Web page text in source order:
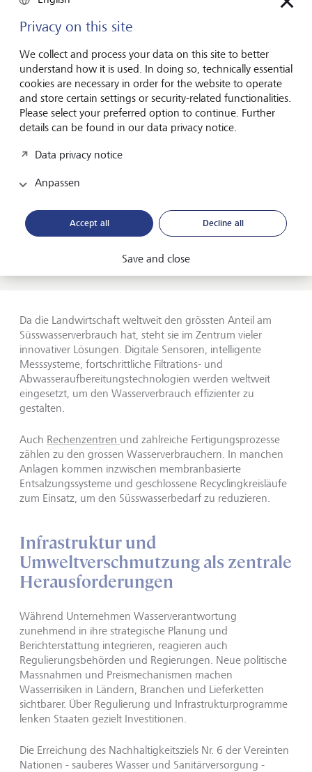
Wealth Management UK. In dieser Funktion verantwortet
Aktien- und Multi-Asset-Fonds sowie Referenzportfolios.
Zuvor analysierte er Unternehmen aus den Bereichen
besonders für nachhaltige Anlagestrategien.
Da die Landwirtschaft weltweit den grössten Anteil am
Süsswasserverbrauch hat, steht sie im Zentrum vieler
innovativer Lösungen. Digitale Sensoren, intelligente
Messsysteme, fortschrittliche Filtrations- und
Abwasseraufbereitungstechnologien werden weltweit
eingesetzt, um den Wasserverbrauch effizienter zu
gestalten.
Auch Rechenzentren und zahlreiche Fertigungsprozesse
zählen zu den grossen Wasserverbrauchern. In manchen
Anlagen kommen inzwischen membranbasierte
Entsalzungssysteme und geschlossene Recyclingkreisläufe
zum Einsatz, um den Süsswasserbedarf zu reduzieren.
Infrastruktur und
Umweltverschmutzung als zentrale
Herausforderungen
Während Unternehmen Wasserverantwortung
zunehmend in ihre strategische Planung und
Berichterstattung integrieren, reagieren auch
Regulierungsbehörden und Regierungen. Neue politische
Massnahmen und Preismechanismen machen
Wasserrisiken in Ländern, Branchen und Lieferketten
sichtbarer. Über Regulierung und Infrastrukturprogramme
lenken Staaten gezielt Investitionen.
Die Erreichung des Nachhaltigkeitsziels Nr. 6 der Vereinten
Nationen - sauberes Wasser und Sanitärversorgung -
Privacy on this site
We collect and process your data on this site to better
understand how it is used. In doing so, technically essential
cookies are necessary in order for the website to operate
and store certain settings or security-related functionalities.
Please select your preferred option to continue. Further
details can be found in our data privacy notice.
Data privacy notice
Anpassen
Accept all Decline all
Save and close